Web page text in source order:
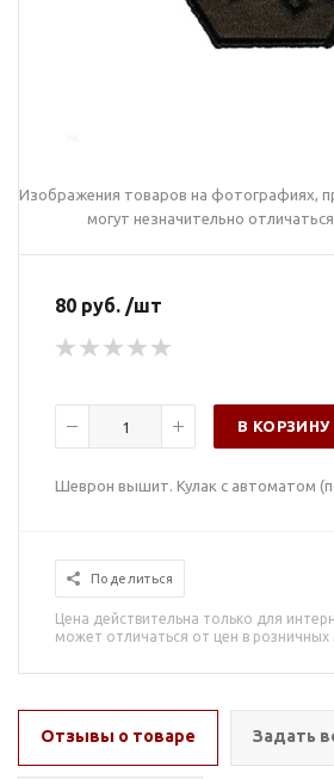
Изображения товаров на фотографиях,
могут незначительно
80 руб. /шт
В КОРЗИНУ
Шеврон вышит. Кулак с автоматом
Поделиться
Цена действительна только для
может отличаться от цен в розничных
Отзывы о товаре Задать